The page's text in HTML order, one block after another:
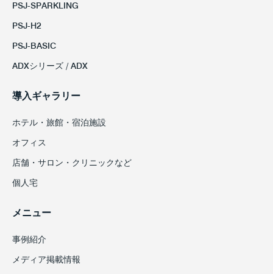
PSJ-SPARKLING
PSJ-H2
PSJ-BASIC
ADXシリーズ / ADX
導入ギャラリー
ホテル・旅館・宿泊施設
オフィス
店舗・サロン・クリニックなど
個人宅
メニュー
事例紹介
メディア掲載情報